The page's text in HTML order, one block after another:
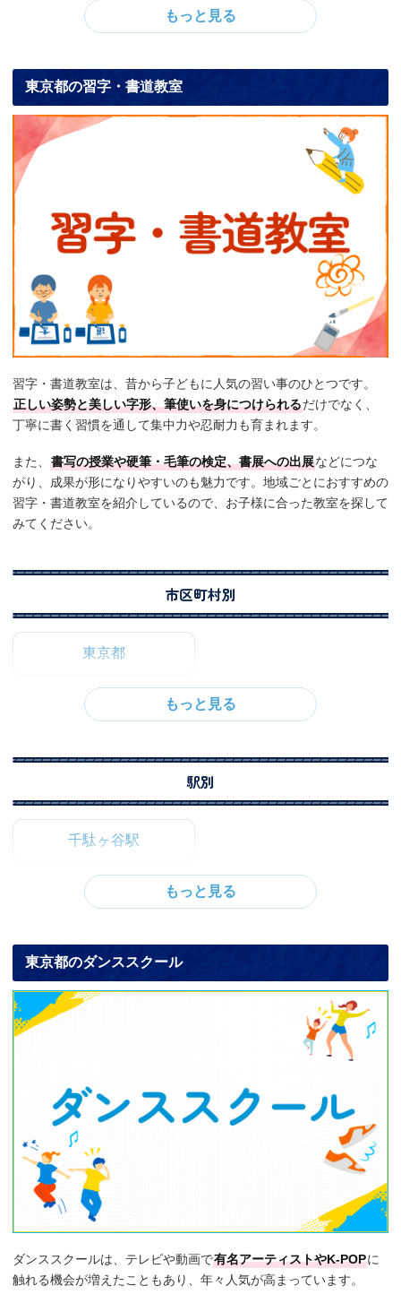
東京都の習字・書道教室
習字・書道教室は、昔から子どもに人気の習い事のひとつです。
正しい姿勢と美しい字形、筆使いを身につけられるだけでなく、
丁寧に書く習慣を通して集中力や忍耐力も育まれます。
また、 書写の授業や硬筆・毛筆の検定、書展への出展などにつな
がり、成果が形になりやすいのも魅力です。地域ごとにおすすめの
習字・書道教室を紹介しているので、お子様に合った教室を探して
みてください。
市区町村別
東京都
駅別
千駄ヶ谷駅
東京都のダンススクール
ダンススクールは、テレビや動画で有名アーティストやK-POPに
触れる機会が増えたこともあり、年々人気が高まっています。